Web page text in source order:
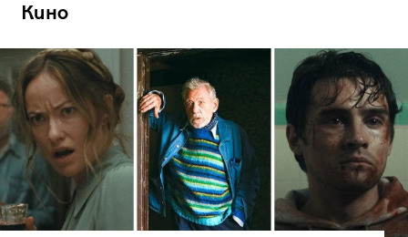
Кино